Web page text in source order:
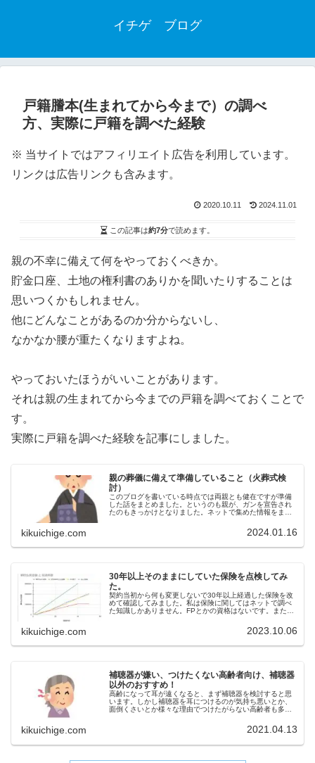
イチゲ ブログ
戸籍謄本(生まれてから今まで）の調べ
方、実際に戸籍を調べた経験
※ 当サイトではアフィリエイト広告を利用しています。
リンクは広告リンクも含みます。
2020.10.11 2024.11.01
この記事は約7分で読めます。
親の不幸に備えて何をやっておくべきか。
貯金口座、土地の権利書のありかを聞いたりすることは
思いつくかもしれません。
他にどんなことがあるのか分からないし、
なかなか腰が重たくなりますよね。
やっておいたほうがいいことがあります。
それは親の生まれてから今までの戸籍を調べておくことで
す。
実際に戸籍を調べた経験を記事にしました。
親の葬儀に備えて準備していること（火葬式検
討）
このブログを書いている時点では両親とも健在ですが準備
した話をまとめました。というのも親が、ガンを宣告され
たのもきっかけとなりました。ネットで集めた情報をまと
kikuichige.com 2024.01.16
30年以上そのままにしていた保険を点検してみ
た。
契約当初から何も変更しないで30年以上経過した保険を改
めて確認してみました。私は保険に関してはネットで調べ
た知識しかありません。FPとかの資格はないです。また保
kikuichige.com 2023.10.06
補聴器が嫌い、つけたくない高齢者向け、補聴器
以外のおすすめ！
高齢になって耳が遠くなると、まず補聴器を検討すると思
います。しかし補聴器を耳につけるのが気持ち悪いとか、
面倒くさいとか様々な理由でつけたがらない高齢者も多い
kikuichige.com 2021.04.13